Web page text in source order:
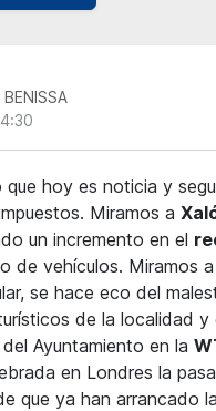
| BENISSA
que hoy es noticia y
Miramos a
un incremento en el
de vehículos. Miramos a
se hace eco del
de la localidad y
Ayuntamiento en la
en Londres la
que ya han arrancado